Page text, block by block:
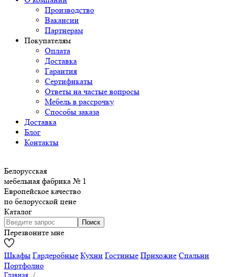
Производство
Вакансии
Партнерам
Покупателям
Оплата
Доставка
Гарантия
Сертификаты
Ответы на частые вопросы
Мебель в рассрочку
Способы заказа
Доставка
Блог
Контакты
Белорусская
мебельная фабрика № 1
Европейское качество
по белорусской цене
Каталог
Перезвоните мне
Шкафы Гардеробные Кухни Гостиные Прихожие Спальни
Портфолио
Главная /